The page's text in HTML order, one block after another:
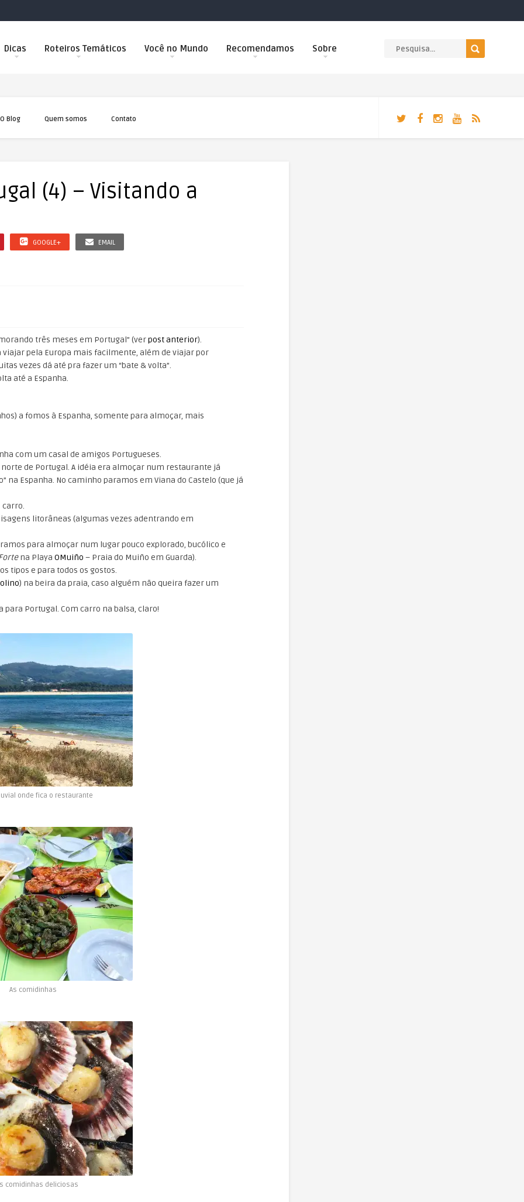
Dicas Roteiros Temáticos Você no Mundo Recomendamos Sobre
O Blog Quem somos Contato
(4) – Visitando a
GOOGLE+ EMAIL
três meses em Portugal” (verpost anterior).
pela Europa mais facilmente, além de viajar por
vezes dá até pra fazer um “bate & volta”.
até a Espanha.
a fomos à Espanha, somente para almoçar, mais
com um casal de amigos Portugueses.
de Portugal. A idéia era almoçar num restaurante já
na Espanha. No caminho paramos em Viana do Castelo (que já
carro.
litorâneas (algumas vezes adentrando em
para almoçar num lugar pouco explorado, bucólico e
na Playa OMuiño – Praia do Muiño em Guarda).
tipos e para todos os gostos.
) na beira da praia, caso alguém não queira fazer um
para Portugal. Com carro na balsa, claro!
onde fica o restaurante
As comidinhas
comidinhas deliciosas